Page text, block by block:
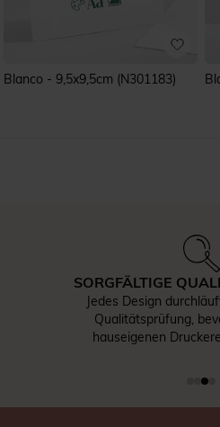
Blanco - 9,5x9,5cm (N301183)
ERREICHBARER
Bei Fragen
Kundenservice
oder Telefon